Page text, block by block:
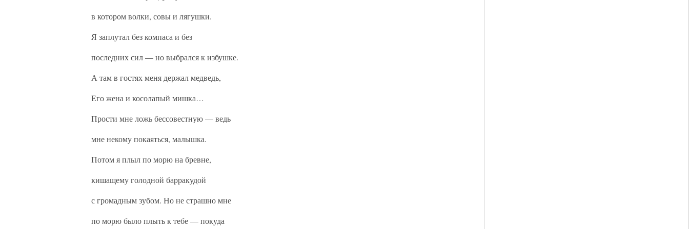
в котором волки, совы и лягушки.
Я заплутал без компаса и без
последних сил — но выбрался к избушке.
А там в гостях меня держал медведь,
Его жена и косолапый мишка…
Прости мне ложь бессовестную — ведь
мне некому покаяться, малышка.
Потом я плыл по морю на бревне,
кишащему голодной барракудой
с громадным зубом. Но не страшно мне
по морю было плыть к тебе — покуда